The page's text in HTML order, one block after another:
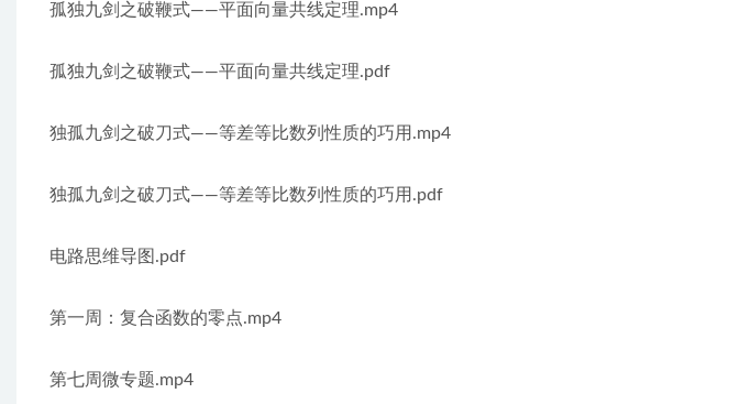
孤独九剑之破鞭式——平面向量共线定理.mp4
孤独九剑之破鞭式——平面向量共线定理.pdf
独孤九剑之破刀式——等差等比数列性质的巧用.mp4
独孤九剑之破刀式——等差等比数列性质的巧用.pdf
电路思维导图.pdf
第一周：复合函数的零点.mp4
第七周微专题.mp4